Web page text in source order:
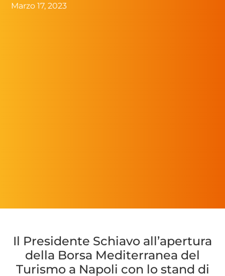
Marzo 17, 2023
Il Presidente Schiavo all’apertura
della Borsa Mediterranea del
Turismo a Napoli con lo stand di